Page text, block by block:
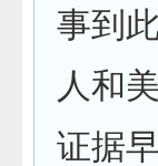
事到
人和
证据